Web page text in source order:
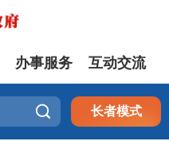
办事服务 互动交流
 长者模式